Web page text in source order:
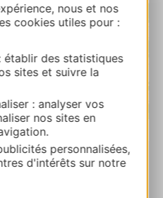
nous et nos
cookies utiles pour :
établir des statistiques
sites et suivre la
: analyser vos
nos sites en
personnalisées,
d'intérêts sur notre
| Map data © OpenStreetMap contributors